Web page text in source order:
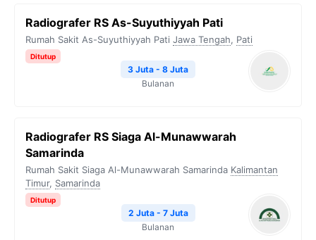
Radiografer RS As-Suyuthiyyah Pati
Rumah Sakit As-Suyuthiyyah Pati Jawa Tengah, Pati
Ditutup
3 Juta - 8 Juta
Bulanan
Radiografer RS Siaga Al-Munawwarah
Samarinda
Rumah Sakit Siaga Al-Munawwarah Samarinda Kalimantan
Timur, Samarinda
Ditutup
2 Juta - 7 Juta
Bulanan